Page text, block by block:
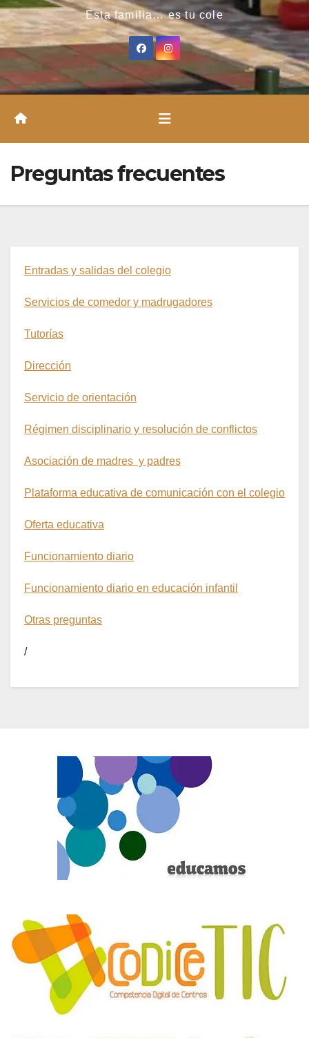
Esta familia… es tu cole
Preguntas frecuentes
Entradas y salidas del colegio
Servicios de comedor y madrugadores
Tutorías
Dirección
Servicio de orientación
Régimen disciplinario y resolución de conflictos
Asociación de madres y padres
Plataforma educativa de comunicación con el colegio
Oferta educativa
Funcionamiento diario
Funcionamiento diario en educación infantil
Otras preguntas
/